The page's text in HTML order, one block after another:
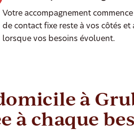
Votre accompagnement
de contact fixe reste à vos côtés
lorsque vos besoins évoluent.
à
à chaque